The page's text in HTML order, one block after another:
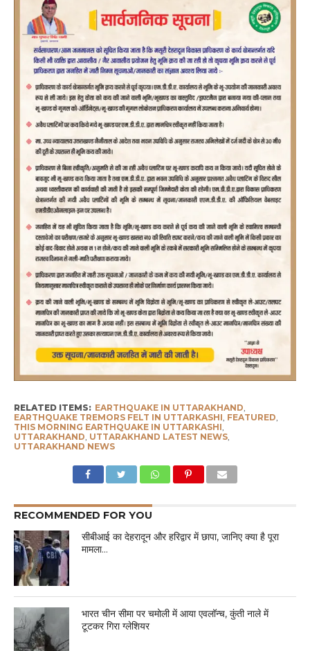
RELATED ITEMS: EARTHQUAKE IN UTTARAKHAND,
EARTHQUAKE TREMORS FELT IN UTTARKASHI, FEATURED,
THIS MORNING EARTHQUAKE IN UTTARKASHI,
UTTARAKHAND, UTTARAKHAND LATEST NEWS,
UTTARAKHAND NEWS
RECOMMENDED FOR YOU
सीबीआई का देहरादून और हरिद्वार में छापा, जानिए क्या है पूरा
मामला…
भारत चीन सीमा पर चमोली में आया एवलॉन्च, कुंती नाले में
टूटकर गिरा ग्लेशियर